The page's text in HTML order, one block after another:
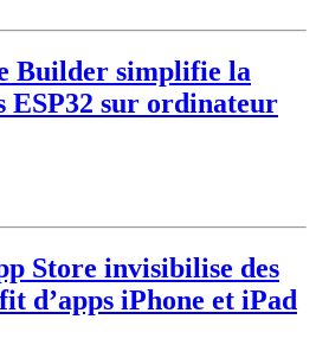
Builder simplifie la
ESP32 sur ordinateur
Store invisibilise des
d’apps iPhone et iPad